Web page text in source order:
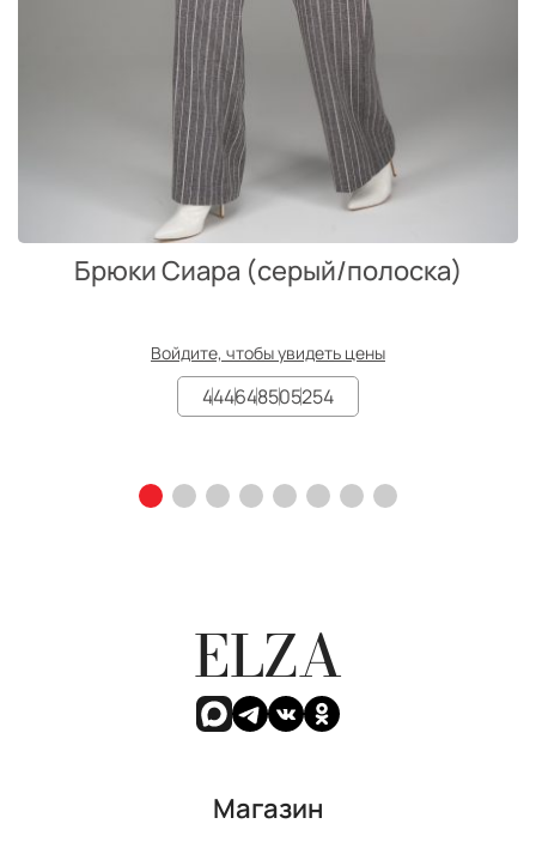
Брюки Сиара (серый/полоска)
Войдите, чтобы увидеть цены
444648505254
ELZA
Магазин